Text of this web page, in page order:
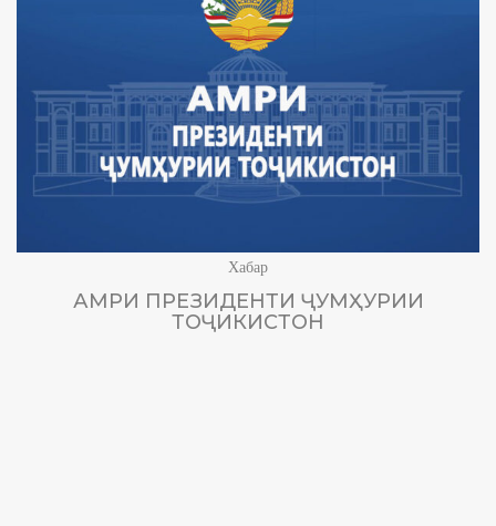
Хабар
АМРИ ПРЕЗИДЕНТИ ҶУМҲУРИИ
ТОҶИКИСТОН